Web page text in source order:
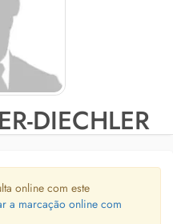
DIECHLER
online com este
a marcação online com